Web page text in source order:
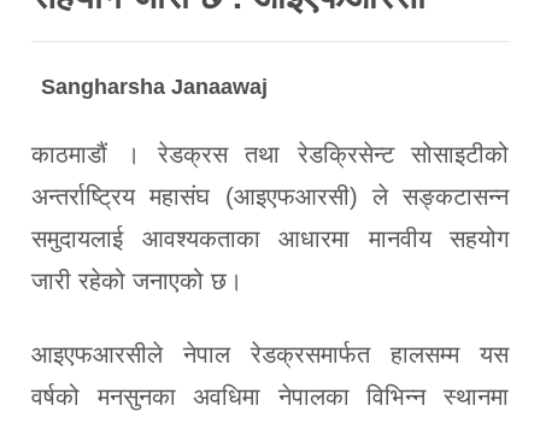
Sangharsha Janaawaj
काठमाडौं । रेडक्रस तथा रेडक्रिसेन्ट सोसाइटीको
अन्तर्राष्ट्रिय महासंघ (आइएफआरसी) ले सङ्कटासन्न
समुदायलाई आवश्यकताका आधारमा मानवीय सहयोग
जारी रहेको जनाएको छ।
आइएफआरसीले नेपाल रेडक्रसमार्फत हालसम्म यस
वर्षको मनसुनका अवधिमा नेपालका विभिन्न स्थानमा